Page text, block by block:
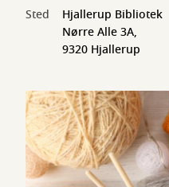
Sted
Hjallerup Bibliotek
Nørre Alle 3A,
9320 Hjallerup